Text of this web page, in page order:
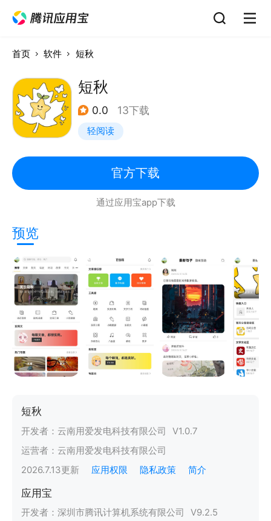
首页 软件 短秋
短秋
0.0 13下载
轻阅读
官方下载
通过应用宝app下载
预览
短秋
开发者： 云南用爱发电科技有限公司 V1.0.7
运营者： 云南用爱发电科技有限公司
2026.7.13更新 应用权限 隐私政策 简介
应用宝
开发者： 深圳市腾讯计算机系统有限公司 V9.2.5